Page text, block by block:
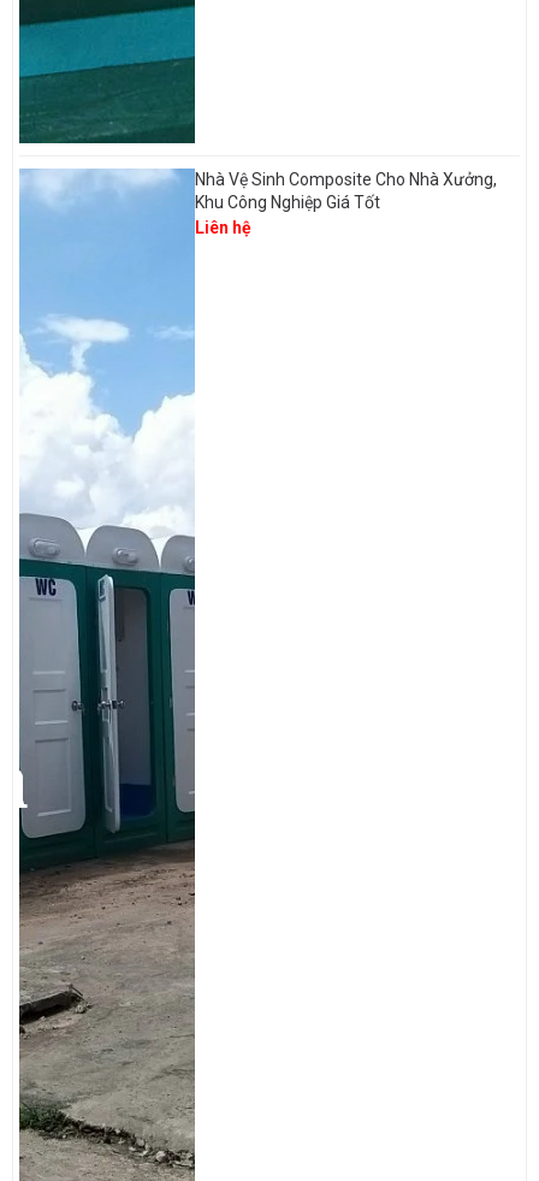
Nhà Vệ Sinh Composite Cho Nhà Xưởng,
Khu Công Nghiệp Giá Tốt
Liên hệ